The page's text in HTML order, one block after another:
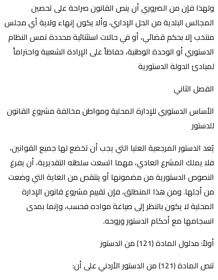
ولهذا فإن من الضروري أن ينص القانون صراحة على تحصين
المجالس البلدية من الحل الإداري، وألا يكون إنهاء ولاية أي مجلس
منتخب إلا بحكم قضائي، أو في حالات استثنائية محددة تمس النظام
الدستوري أو الوحدة الوطنية، حفاظاً على الإرادة الشعبية واحتراماً
لمبادئ الدولة الدستورية
الفصل الثاني
الأساس الدستوري للإدارة المحلية ومواطن مخالفة مشروع القانون
للدستور
يُعد الدستور المرجعية العليا التي يجب أن تخضع لها جميع القوانين،
فلا يملك المشرع العادي، مهما اتسعت سلطته التقديرية، أن يفرغ
النصوص الدستورية من مضمونها أو ينتقص من الغاية التي وضعت
من أجلها. ومن هذا المنطلق، فإن تقييم مشروع قانون الإدارة
المحلية لا يكون بالنظر إلى صياغة مواده فحسب، وإنما بمدى
انسجامها مع أحكام الدستور وروحه.
أولاً: مدلول المادة (121) من الدستور
تنص المادة (121) من الدستور الأردني على أن: